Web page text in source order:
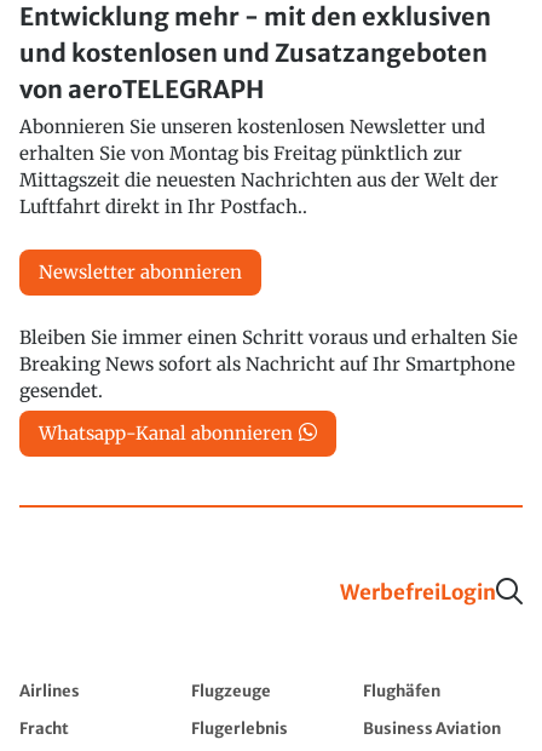
Entwicklung mehr - mit den exklusiven
und kostenlosen und Zusatzangeboten
von aeroTELEGRAPH
Abonnieren Sie unseren kostenlosen Newsletter und
erhalten Sie von Montag bis Freitag pünktlich zur
Mittagszeit die neuesten Nachrichten aus der Welt der
Luftfahrt direkt in Ihr Postfach..
Newsletter abonnieren
Bleiben Sie immer einen Schritt voraus und erhalten Sie
Breaking News sofort als Nachricht auf Ihr Smartphone
gesendet.
Whatsapp-Kanal abonnieren
WerbefreiLogin
Airlines Flugzeuge
Flughäfen
Fracht
Flugerlebnis
Business Aviation